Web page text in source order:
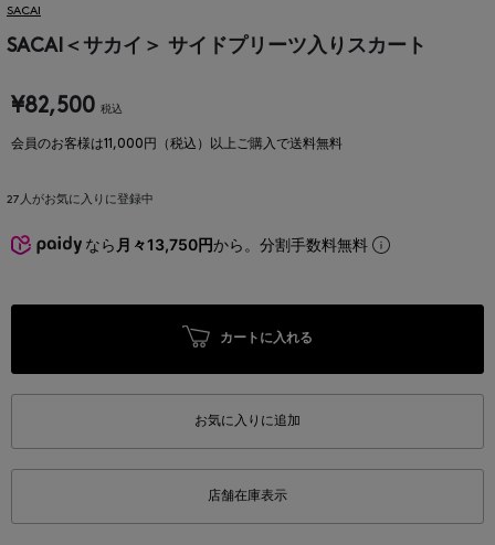
SACAI
SACAI＜サカイ＞ サイドプリーツ入りスカート
¥82,500 税込
会員のお客様は11,000円（税込）以上ご購入で送料無料
27 人がお気に入りに登録中
なら 月々13,750円から。分割手数料無料
カートに入れる
お気に入りに追加
店舗在庫表示